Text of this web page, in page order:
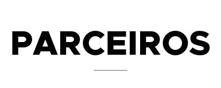
PARCEIROS